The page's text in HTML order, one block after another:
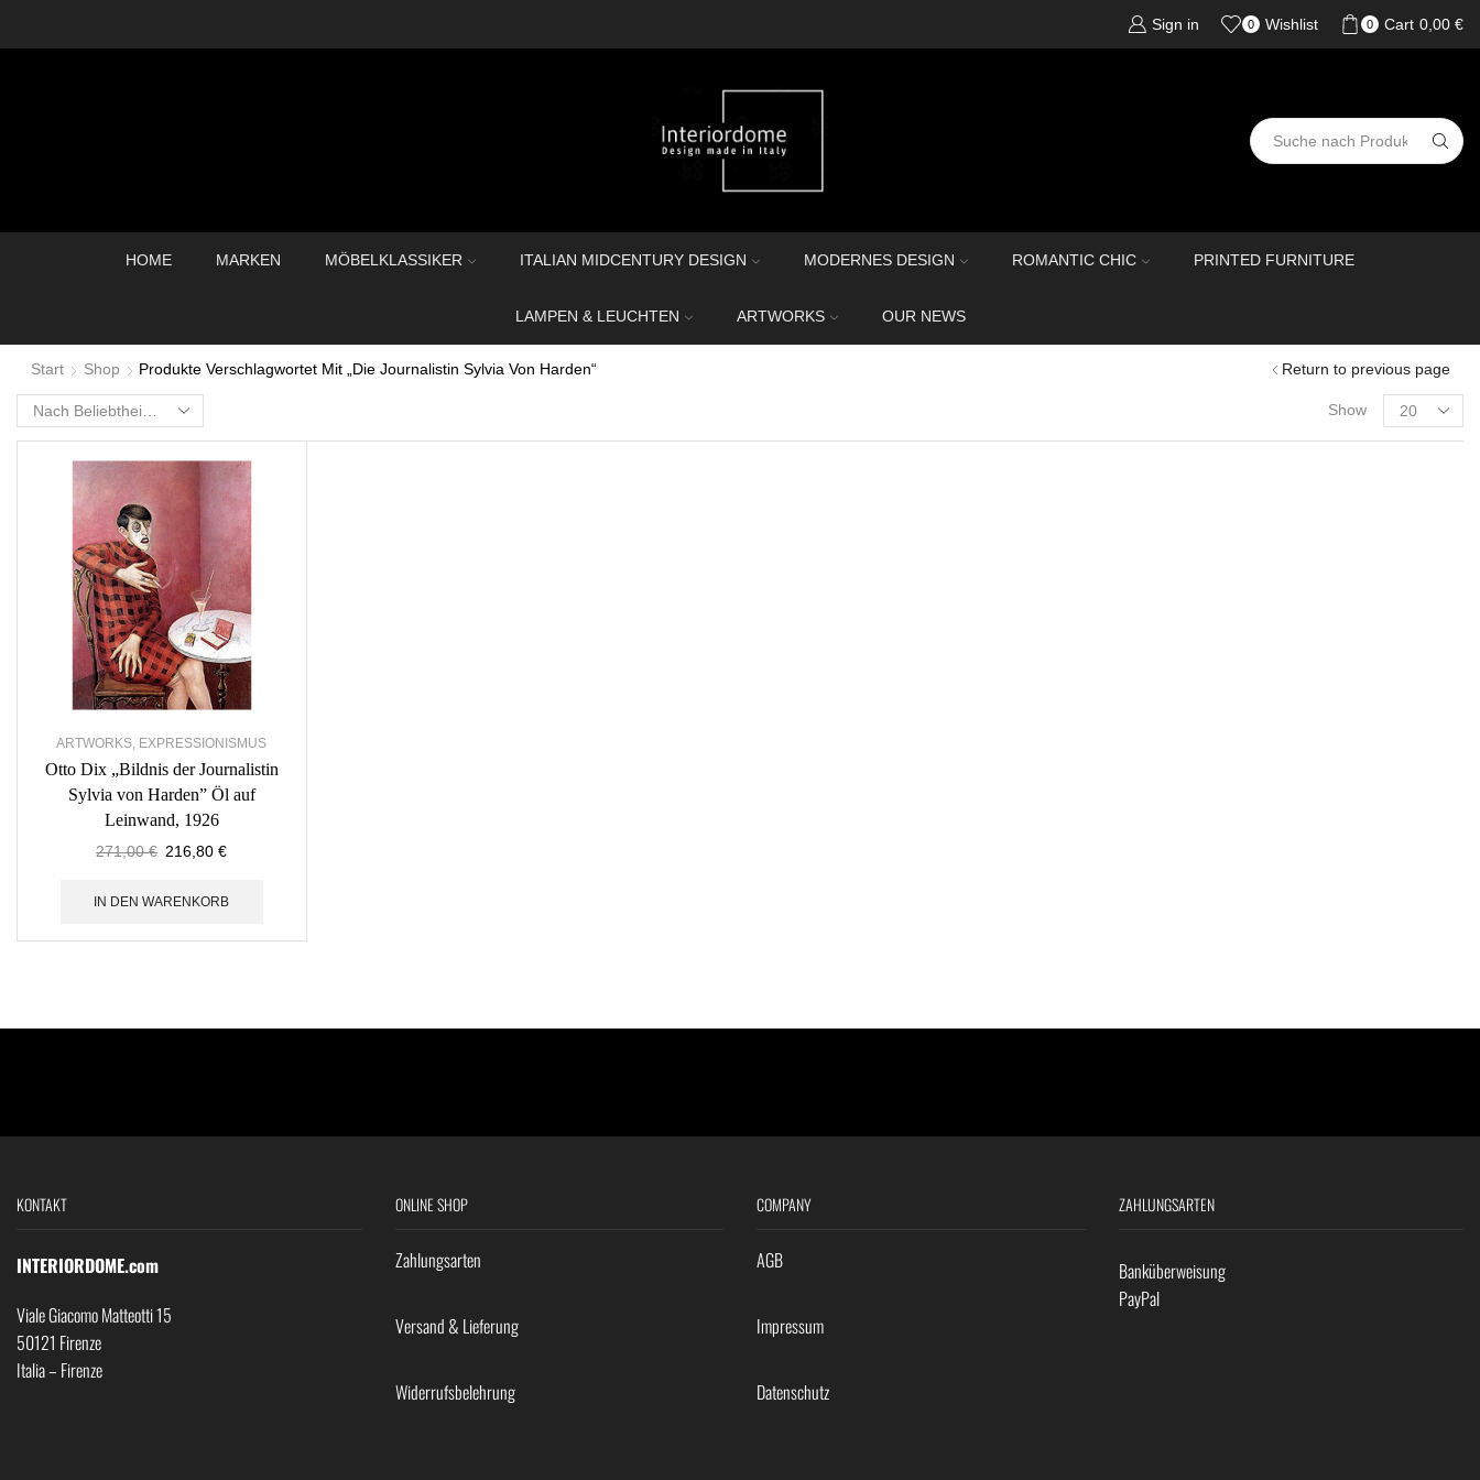
Sign in 0 Wishlist 0 Cart 0,00 €
HOME MARKEN MÖBELKLASSIKER ITALIAN MIDCENTURY DESIGN MODERNES DESIGN ROMANTIC CHIC PRINTED FURNITURE
LAMPEN & LEUCHTEN ARTWORKS OUR NEWS
Start Shop Produkte Verschlagwortet Mit „Die Journalistin Sylvia Von Harden“ Return to previous page
Show
ARTWORKS, EXPRESSIONISMUS
Otto Dix „Bildnis der Journalistin
Sylvia von Harden” Öl auf
Leinwand, 1926
271,00€ 216,80€
IN DEN WARENKORB
KONTAKT
INTERIORDOME.com
Viale Giacomo Matteotti 15
50121 Firenze
Italia – Firenze
ONLINE SHOP
Zahlungsarten
Versand & Lieferung
Widerrufsbelehrung
COMPANY
AGB
Impressum
Datenschutz
ZAHLUNGSARTEN
Banküberweisung
PayPal